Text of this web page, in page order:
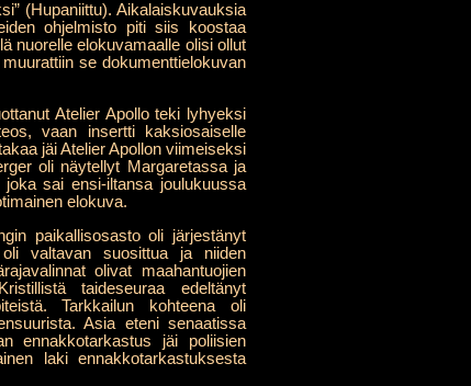
(Hupaniittu). Aikalaiskuvauksia
ohjelmisto piti siis koostaa
nuorelle elokuvamaalle olisi ollut
se dokumenttielokuvan
Atelier Apollo teki lyhyeksi
vaan insertti kaksiosaiselle
jäi Atelier Apollon viimeiseksi
oli näytellyt Margaretassa ja
joka sai ensi-iltansa joulukuussa
elokuva.
paikallisosasto oli järjestänyt
valtavan suosittua ja niiden
olivat maahantuojien
taideseuraa edeltänyt
Tarkkailun kohteena oli
Asia eteni senaatissa
ennakkotarkastus jäi poliisien
laki ennakkotarkastuksesta